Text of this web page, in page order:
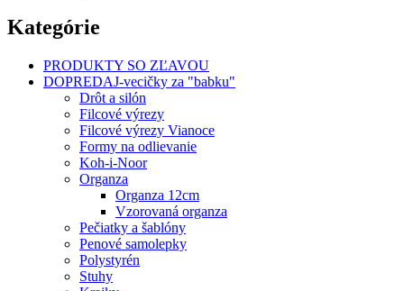
Kategórie
PRODUKTY SO ZĽAVOU
DOPREDAJ-vecičky za "babku"
Drôt a silón
Filcové výrezy
Filcové výrezy Vianoce
Formy na odlievanie
Koh-i-Noor
Organza
Organza 12cm
Vzorovaná organza
Pečiatky a šablóny
Penové samolepky
Polystyrén
Stuhy